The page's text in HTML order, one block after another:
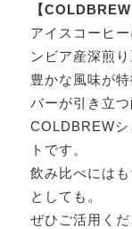
【
アイスコーヒ
ンビア産深煎り
豊かな風味が
バーが引き立つ
COLDBREWシ
トです。
飲み比べには
としても。
ぜひご活用くだ